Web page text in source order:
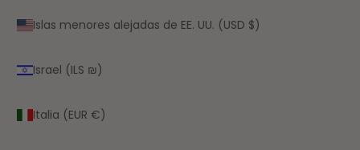
Islas menores alejadas de EE. UU. (USD $)
Israel (ILS ₪)
Italia (EUR €)